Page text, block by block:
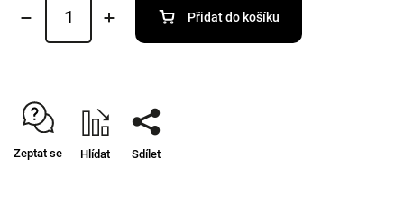
Přidat do košíku
Zeptat se Hlídat Sdílet